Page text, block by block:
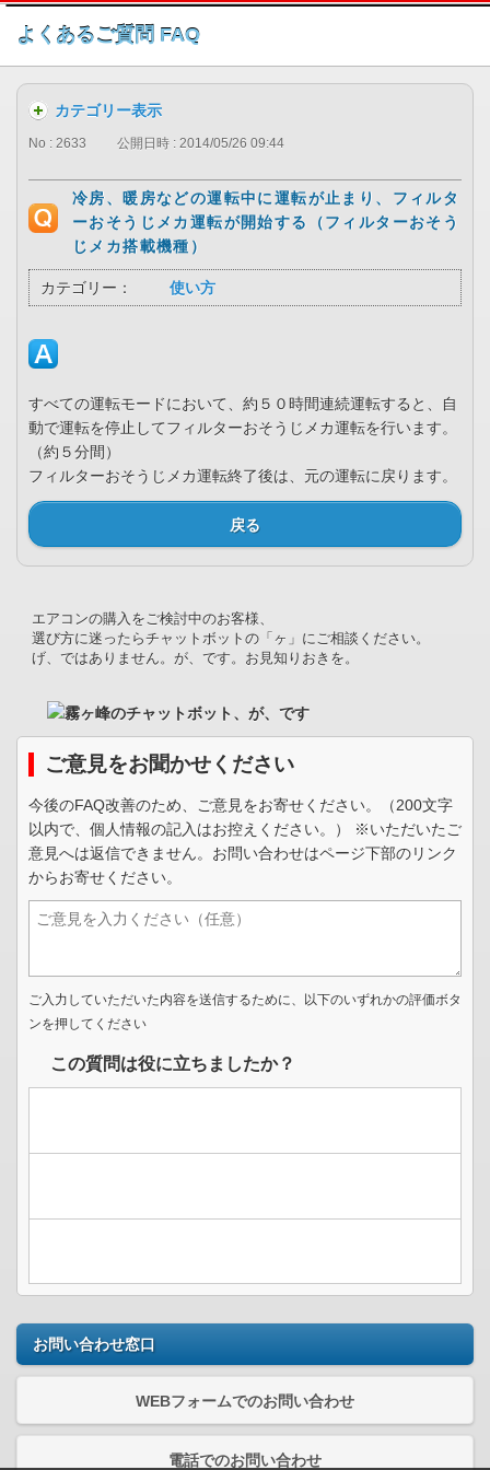
このページの本文へ
よくあるご質問 FAQ
カテゴリー表示
No : 2633 公開日時 : 2014/05/26 09:44
冷房、暖房などの運転中に運転が止まり、フィルタ
ーおそうじメカ運転が開始する（フィルターおそう
じメカ搭載機種）
カテゴリー： 使い方
すべての運転モードにおいて、約５０時間連続運転すると、自
動で運転を停止してフィルターおそうじメカ運転を行います。
（約５分間）
フィルターおそうじメカ運転終了後は、元の運転に戻ります。
戻る
エアコンの購入をご検討中のお客様、
選び方に迷ったらチャットボットの「ヶ」にご相談ください。
げ、ではありません。が、です。お見知りおきを。
ご意見をお聞かせください
今後のFAQ改善のため、ご意見をお寄せください。（200文字
以内で、個人情報の記入はお控えください。） ※いただいたご
意見へは返信できません。お問い合わせはページ下部のリンク
からお寄せください。
ご入力していただいた内容を送信するために、以下のいずれかの評価ボタ
ンを押してください
この質問は役に立ちましたか？
お問い合わせ窓口
WEBフォームでのお問い合わせ
電話でのお問い合わせ